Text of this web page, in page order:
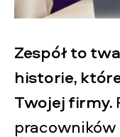
Zespół to
historie,
Twojej firmy.
pracowników